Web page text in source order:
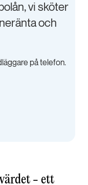
vi sköter
och
på telefon.
- ett